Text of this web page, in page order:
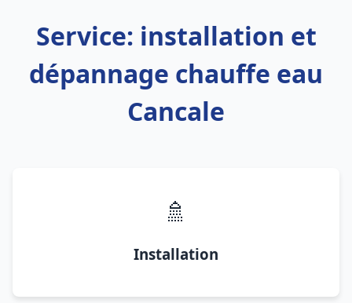
Service: installation et
dépannage chauffe eau
Cancale
🚿
Installation